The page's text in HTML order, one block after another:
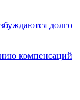
долго
компенсаций